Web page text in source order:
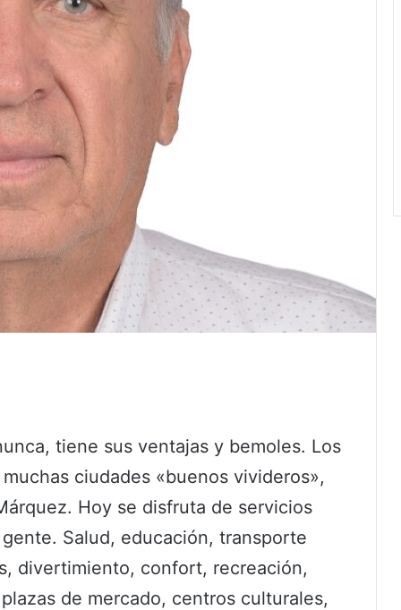
tiene sus ventajas y bemoles. Los
ciudades «buenos vivideros»,
Hoy se disfruta de servicios
Salud, educación, transporte
divertimiento, confort, recreación,
de mercado, centros culturales,